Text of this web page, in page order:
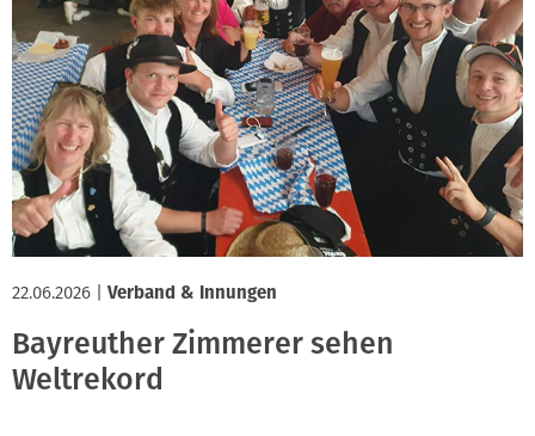
22.06.2026 Verband & Innungen
Bayreuther Zimmerer sehen
Weltrekord